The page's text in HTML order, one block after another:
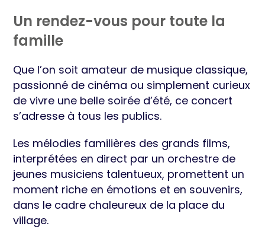
Un rendez-vous pour toute la
famille
Que l’on soit amateur de musique classique,
passionné de cinéma ou simplement curieux
de vivre une belle soirée d’été, ce concert
s’adresse à tous les publics.
Les mélodies familières des grands films,
interprétées en direct par un orchestre de
jeunes musiciens talentueux, promettent un
moment riche en émotions et en souvenirs,
dans le cadre chaleureux de la place du
village.